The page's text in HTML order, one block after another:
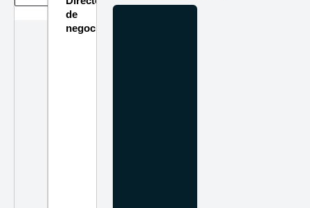
de
negocios